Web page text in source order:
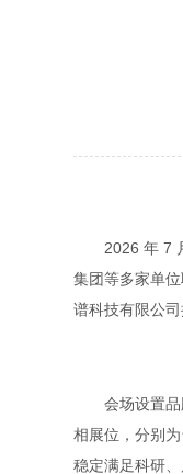
2026 年 7
集团等多家单
谱科技有限公
会场设置
相展位，分别
稳定满足科研